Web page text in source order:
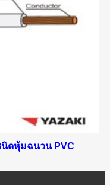
นิดหุ้มฉนวน PVC